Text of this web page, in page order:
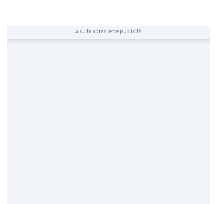
La suite après cette publicité